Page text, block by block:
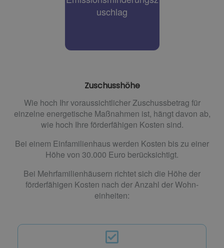
uschlag
grenzwert für Staub von 2,5
mg/m3 der Biomasse­anlage
Zuschusshöhe
Wie hoch Ihr voraussichtlicher Zuschuss­betrag für
einzelne energe­tische Maß­nahmen ist, hängt davon ab,
wie hoch Ihre förder­fähigen Kosten sind.
Bei einem Einfamilien­haus werden Kosten bis zu einer
Höhe von 30.000 Euro berücksichtigt.
Bei Mehrfamilienhäusern richtet sich die Höhe der
förder­fähigen Kosten nach der Anzahl der Wohn­
einheiten: